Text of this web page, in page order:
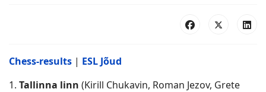
Chess-results | ESL Jõud
1. Tallinna linn (Kirill Chukavin, Roman Jezov, Grete